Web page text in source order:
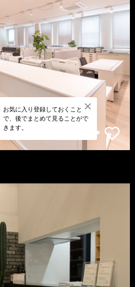
お気に入り登録しておくこと
で、後でまとめて見ることがで
きます。